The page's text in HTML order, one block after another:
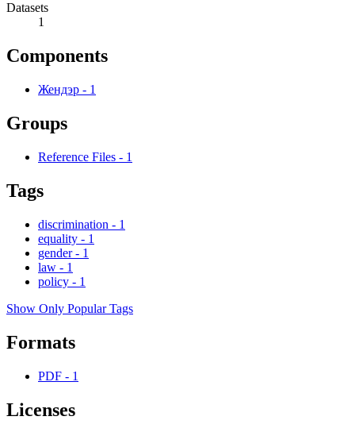
Datasets
1
Components
Жендэр - 1
Groups
Reference Files - 1
Tags
discrimination - 1
equality - 1
gender - 1
law - 1
policy - 1
Show Only Popular Tags
Formats
PDF - 1
Licenses